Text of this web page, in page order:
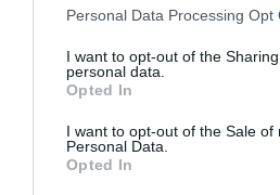
Please note that this website/app
not limited to your visit or usage
grant or deny consent to Google
use your data for below specified
consent section.
Personal Data Processing Opt
I want to opt-out of the
personal data.
Opted In
I want to opt-out of the Sale of
Personal Data.
Opted In
ΤΕΧΝΗΤΗ ΝΟΗΜΟΣΥΝΗ